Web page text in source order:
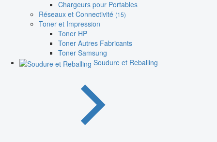
Chargeurs pour Portables
Réseaux et Connectivité (15)
Toner et Impression
Toner HP
Toner Autres Fabricants
Toner Samsung
Soudure et Reballing